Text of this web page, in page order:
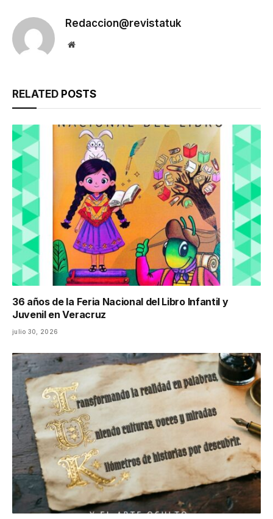
Redaccion@revistatuk
Website
RELATED POSTS
36 años de la Feria Nacional del Libro Infantil y
Juvenil en Veracruz
julio 30, 2026